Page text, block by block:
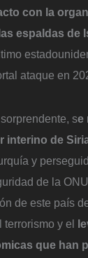
con la
espaldas de
ataque en
se
interino de
y
de la
de este país
terrorismo y el
que han